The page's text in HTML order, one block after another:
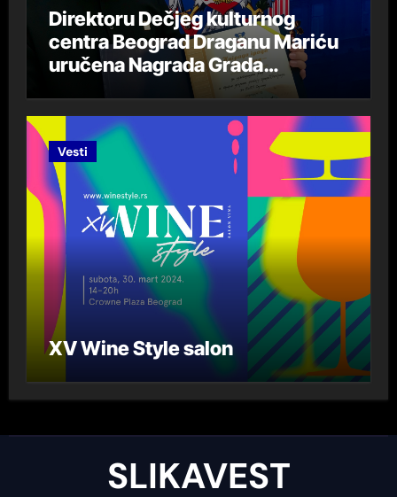
Direktoru Dečjeg kulturnog
centra Beograd Draganu Mariću
uručena Nagrada Grada
Beograda „DespotStefan
Lazarević“ za 2023. godinu
Vesti
XV Wine Style salon
SLIKAVEST